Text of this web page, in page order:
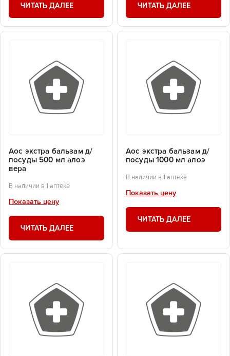
ЧИТАТЬ ДАЛЕЕ ЧИТАТЬ ДАЛЕЕ
Аос экстра бальзам д/
посуды 500 мл алоэ
вера
В наличии в 1 аптеке
Показать цену
ЧИТАТЬ ДАЛЕЕ
Аос экстра бальзам д/
посуды 1000 мл алоэ
В наличии в 1 аптеке
Показать цену
ЧИТАТЬ ДАЛЕЕ